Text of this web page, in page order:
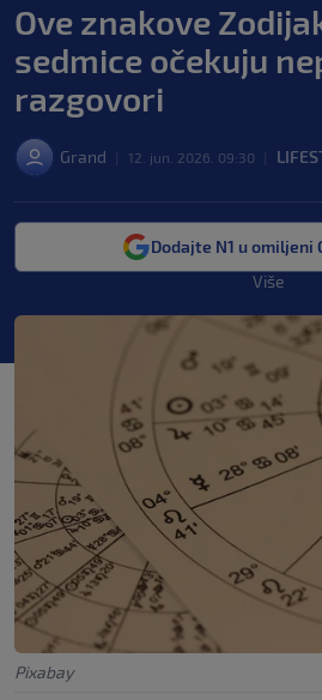
Ove znakove
sedmice očekuju
razgovori
Grand 12. jun. 2026. 09:30
Dodajte N1 u omiljeni
Više
Pixabay